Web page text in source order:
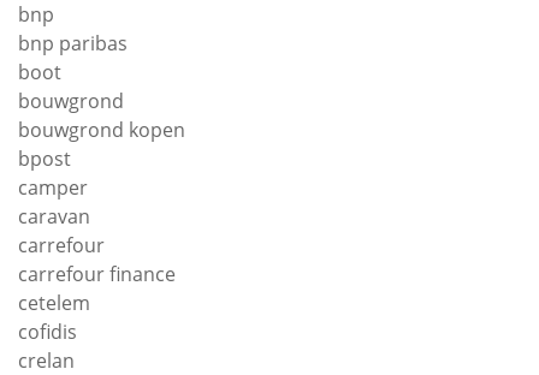
bnp
bnp paribas
boot
bouwgrond
bouwgrond kopen
bpost
camper
caravan
carrefour
carrefour finance
cetelem
cofidis
crelan